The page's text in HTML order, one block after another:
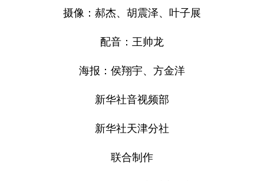
摄像：郝杰、胡震泽、叶子展
配音：王帅龙
海报：侯翔宇、方金洋
新华社音视频部
新华社天津分社
联合制作